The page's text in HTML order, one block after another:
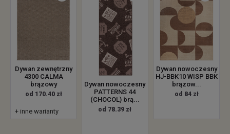
Dywan zewnętrzny
4300 CALMA
brązowy
od 170.40 zł
+ inne warianty
Dywan nowoczesny
PATTERNS 44
(CHOCOL) brą...
od 78.39 zł
Dywan nowoczesny
HJ-BBK10 WISP BBK
brązow...
od 84 zł